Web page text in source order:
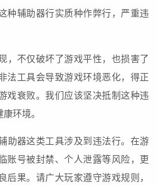
种辅助器行实质种作弊行，严重违
，不仅破坏了游戏平性，也损害了
法工具会导致游戏环境恶化，得正
戏衰败。我们应该坚决抵制这种违
环境。
助器这类工具涉及到违法行。在游
账号被封禁、个人泄露等风险，更
后果。请广大玩家遵守游戏规则，